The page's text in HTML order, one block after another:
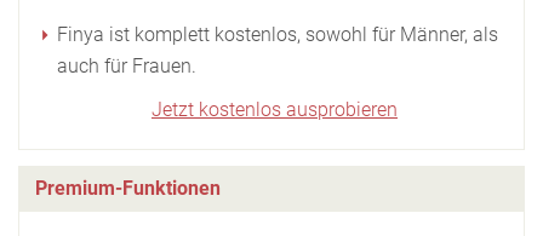
Finya ist komplett kostenlos, sowohl für Männer, als
auch für Frauen.
Jetzt kostenlos ausprobieren
Premium-Funktionen